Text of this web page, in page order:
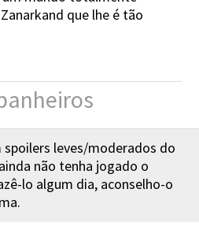
que lhe é tão
leves/moderados do
não tenha jogado o
lo algum dia, aconselho-o